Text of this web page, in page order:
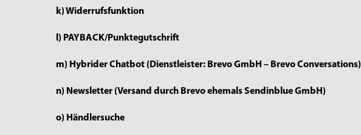
k) Widerrufsfunktion
l) PAYBACK/Punktegutschrift
m) Hybrider Chatbot (Dienstleister: Brevo GmbH – Brevo Conversations)
n) Newsletter (Versand durch Brevo ehemals Sendinblue GmbH)
o) Händlersuche